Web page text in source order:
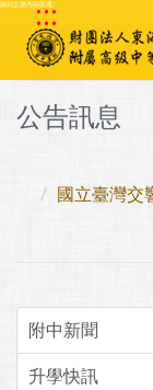
跳到主要內容區塊
:::
公告訊息
國立臺灣交
附中新聞
升學快訊